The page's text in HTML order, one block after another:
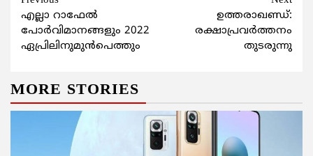
Reading
എല്ലാ റാഫേല്‍
പോര്‍വിമാനങ്ങളും 2022
ഏപ്രിലിനുമുന്‍പെത്തും
ഉത്തരാഖണ്ഡ്:
രക്ഷാപ്രവര്‍ത്തനം
തുടരുന്നു
MORE STORIES